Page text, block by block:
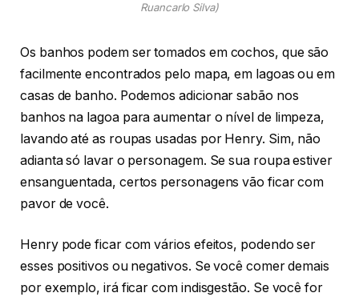
Ruancarlo Silva)
Os banhos podem ser tomados em cochos, que são
facilmente encontrados pelo mapa, em lagoas ou em
casas de banho. Podemos adicionar sabão nos
banhos na lagoa para aumentar o nível de limpeza,
lavando até as roupas usadas por Henry. Sim, não
adianta só lavar o personagem. Se sua roupa estiver
ensanguentada, certos personagens vão ficar com
pavor de você.
Henry pode ficar com vários efeitos, podendo ser
esses positivos ou negativos. Se você comer demais
por exemplo, irá ficar com indisgestão. Se você for